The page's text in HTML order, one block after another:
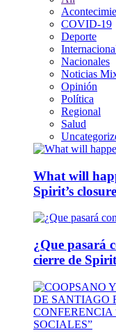
COVID-19
Deporte
Nacionales
Noticias
Opinión
Política
Regional
Salud
What will
Spirit’s
¿Que pasará
cierre de